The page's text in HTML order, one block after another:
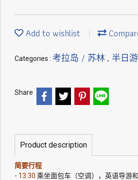
Add to wishlist
Categories : 考拉岛 / 苏林 , 半日游
Share
Product description
简要行程
- 13:30 乘坐面包车（空调），英语导游